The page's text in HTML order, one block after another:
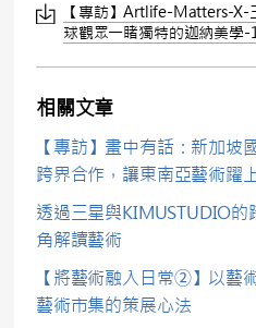
【專訪】Artlife-Matters-X-
球觀眾一睹獨特的迦納美學
相關文章
【專訪】畫中有話：新加坡
跨界合作，讓東南亞藝術躍
透過三星與KIMUSTUDIO
角解讀藝術
【將藝術融入日常②】以藝
藝術市集的策展心法